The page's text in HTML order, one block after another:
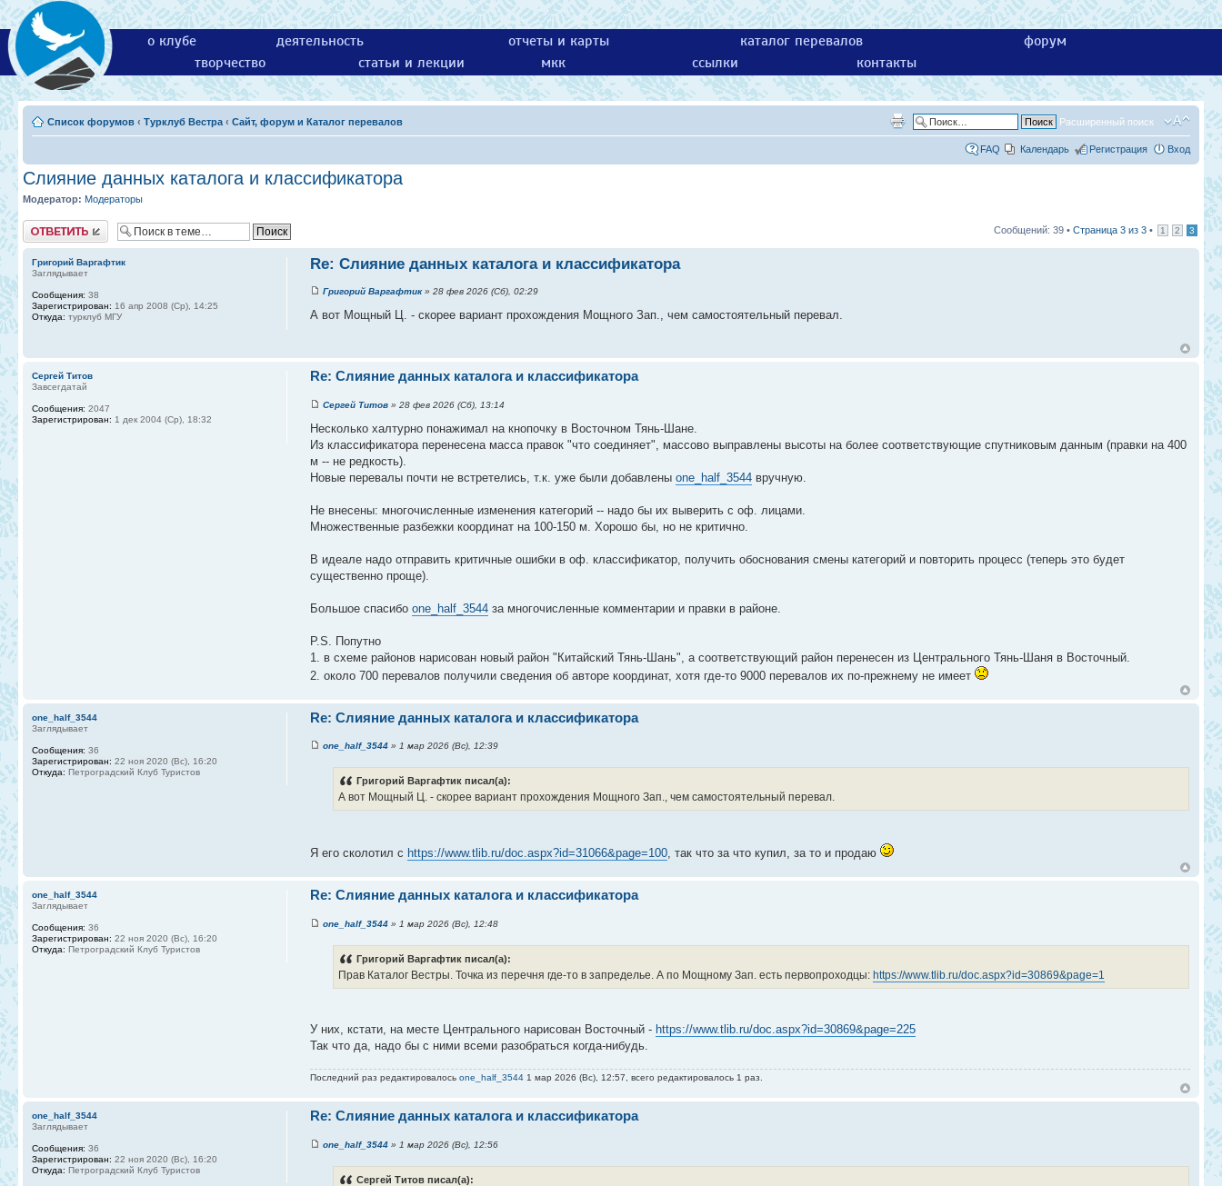
о клубе деятельность отчеты и карты каталог перевалов
форум
творчество
статьи и лекции мкк ссылки контакты
Список форумов ‹ Турклуб Вестра ‹ Сайт, форум и Каталог перевалов Расширенный поиск
FAQ Календарь Регистрация Вход
Слияние данных каталога и классификатора
Модератор: Модераторы
Ответить Сообщений: 39 • Страница 3 из 3 • 1 2 3
Re: Слияние данных каталога и классификатора
Григорий Варгафтик» 28 фев 2026 (Сб), 02:29
А вот Мощный Ц. - скорее вариант прохождения Мощного Зап., чем самостоятельный перевал.
Григорий Варгафтик
Заглядывает
Сообщения: 38
Зарегистрирован: 16 апр 2008 (Ср), 14:25
Откуда: турклуб МГУ
Re: Слияние данных каталога и классификатора
Сергей Титов» 28 фев 2026 (Сб), 13:14
Несколько халтурно понажимал на кнопочку в Восточном Тянь-Шане.
Из классификатора перенесена масса правок "что соединяет", массово выправлены высоты на более соответствующие спутниковым данным (правки на 400
м -- не редкость).
Новые перевалы почти не встретелись, т.к. уже были добавлены one_half_3544вручную.
Не внесены: многочисленные изменения категорий -- надо бы их выверить с оф. лицами.
Множественные разбежки координат на 100-150 м. Хорошо бы, но не критично.
В идеале надо отправить критичные ошибки в оф. классификатор, получить обоснования смены категорий и повторить процесс (теперь это будет
существенно проще).
Большое спасибо one_half_3544за многочисленные комментарии и правки в районе.
P.S. Попутно
1. в схеме районов нарисован новый район "Китайский Тянь-Шань", а соответствующий район перенесен из Центрального Тянь-Шаня в Восточный.
2. около 700 перевалов получили сведения об авторе координат, хотя где-то 9000 перевалов их по-прежнему не имеет
Сергей Титов
Завсегдатай
Сообщения: 2047
Зарегистрирован: 1 дек 2004 (Ср), 18:32
Re: Слияние данных каталога и классификатора
one_half_3544» 1 мар 2026 (Вс), 12:39
Григорий Варгафтик писал(а):
А вот Мощный Ц. - скорее вариант прохождения Мощного Зап., чем самостоятельный перевал.
Я его сколотил с https://www.tlib.ru/doc.aspx?id=31066&page=100, так что за что купил, за то и продаю
one_half_3544
Заглядывает
Сообщения: 36
Зарегистрирован: 22 ноя 2020 (Вс), 16:20
Откуда: Петроградский Клуб Туристов
Re: Слияние данных каталога и классификатора
one_half_3544» 1 мар 2026 (Вс), 12:48
Григорий Варгафтик писал(а):
Прав Каталог Вестры. Точка из перечня где-то в запределье. А по Мощному Зап. есть первопроходцы: https://www.tlib.ru/doc.aspx?id=30869&page=1
У них, кстати, на месте Центрального нарисован Восточный - https://www.tlib.ru/doc.aspx?id=30869&page=225
Так что да, надо бы с ними всеми разобраться когда-нибудь.
Последний раз редактировалось one_half_35441 мар 2026 (Вс), 12:57, всего редактировалось 1 раз.
one_half_3544
Заглядывает
Сообщения: 36
Зарегистрирован: 22 ноя 2020 (Вс), 16:20
Откуда: Петроградский Клуб Туристов
Re: Слияние данных каталога и классификатора
one_half_3544» 1 мар 2026 (Вс), 12:56
Сергей Титов писал(а):
one_half_3544
Заглядывает
Сообщения: 36
Зарегистрирован: 22 ноя 2020 (Вс), 16:20
Откуда: Петроградский Клуб Туристов